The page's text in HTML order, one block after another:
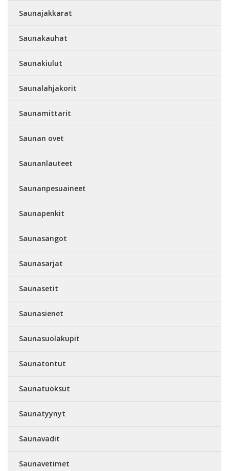
Saunajakkarat
Saunakauhat
Saunakiulut
Saunalahjakorit
Saunamittarit
Saunan ovet
Saunanlauteet
Saunanpesuaineet
Saunapenkit
Saunasangot
Saunasarjat
Saunasetit
Saunasienet
Saunasuolakupit
Saunatontut
Saunatuoksut
Saunatyynyt
Saunavadit
Saunavetimet